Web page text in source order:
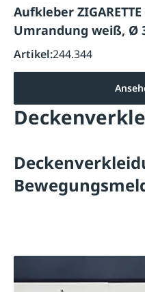
Aufkleber
Umrandung weiß, Ø
Artikel:244.344